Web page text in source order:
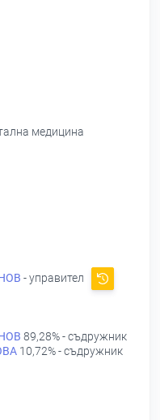
медицина
- управител
89,28% - съдружник
10,72% - съдружник